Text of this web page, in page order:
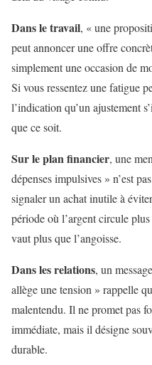
Dans le travail, « une
peut annoncer une offre
simplement une occasion de
Si vous ressentez une fatigue
l’indication qu’un ajustement
que ce soit.
Sur le plan financier, une
dépenses impulsives » n’est
signaler un achat inutile à
période où l’argent circule
vaut plus que l’angoisse.
Dans les relations, un
allège une tension » rappelle
malentendu. Il ne promet pas
immédiate, mais il désigne
durable.